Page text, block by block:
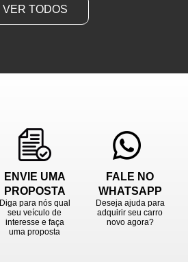
VER TODOS
ENVIE UMA
PROPOSTA
Diga para nós qual
seu veículo de
interesse e faça
uma proposta
FALE NO
WHATSAPP
Deseja ajuda para
adquirir seu carro
novo agora?